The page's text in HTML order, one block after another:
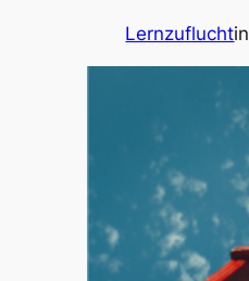
Lernzufluchtin